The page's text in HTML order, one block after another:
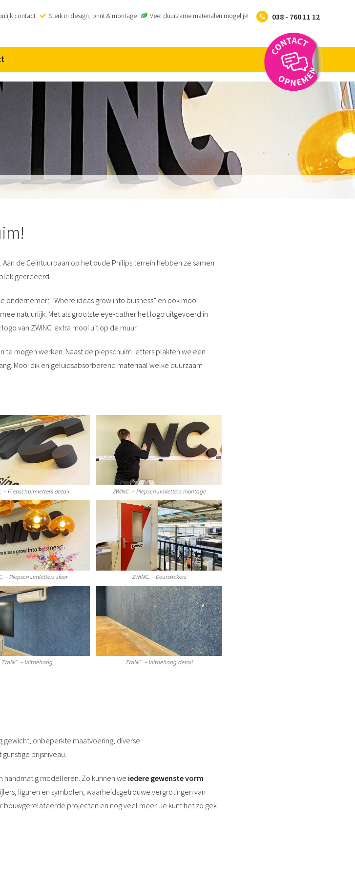
contact Sterk in design, print & montage Veel duurzame materialen mogelijk! 038 - 760 11 12
de Ceintuurbaan op het oude Philips terrein hebben ze samen
gecreëerd.
ondernemer; “Where ideas grow into buisness” en ook mooi
natuurlijk. Met als grootste eye-cather het logo uitgevoerd in
van ZWINC. extra mooi uit op de muur.
te mogen werken. Naast de piepschuim letters plakten we een
Mooi dik en geluidsabsorberend materiaal welke duurzaam
– Piepschuimletters detail ZWINC. – Piepschuimletters montage
– Piepschuimletters sfeer ZWINC. – Deurstickers
ZWINC. – Viltbehang ZWINC. – Viltbehang detail
gewicht, onbeperkte maatvoering, diverse
prijsniveau.
handmatig modelleren. Zo kunnen we iedere gewenste vorm
figuren en symbolen, waarheidsgetrouwe vergrotingen van
projecten en nog veel meer. Je kunt het zo gek